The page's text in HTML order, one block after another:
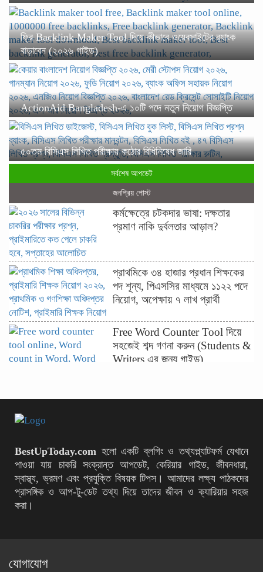
ফ্রি Backlink Maker Tool দিয়ে কীভাবে ওয়েবসাইটের র‍্যাংক
বাড়াবেন (২০২৬ গাইড)
ActionAid Bangladesh-এ ১০টি পদে নতুন নিয়োগ বিজ্ঞপ্তি
৫০তম বিসিএস লিখিত পরীক্ষায় কঠোর বিধিনিষেধ জারি
সর্বশেষ আপডেট
জনপ্রিয় পোস্ট
কর্মক্ষেত্রে চটকদার ভাষা: দক্ষতার
প্রমাণ নাকি দুর্বলতার আড়াল?
প্রাথমিকে ৩৪ হাজার প্রধান শিক্ষকের
পদ শূন্য, পিএসসির মাধ্যমে ১১২২ পদে
নিয়োগ, অপেক্ষায় ৭ লাখ প্রার্থী
Free Word Counter Tool দিয়ে
সহজেই শব্দ গণনা করুন (Students &
Writers এর জন্য গাইড)
ActionAid Bangladesh-এ ১০টি
পদে নতুন নিয়োগ বিজ্ঞপ্তি
BestUpToday.com হলো একটি ব্লগিং ও তথ্যপ্ল্যাটফর্ম যেখানে
পাওয়া যায় চাকরি সংক্রান্ত আপডেট, কেরিয়ার গাইড, জীবনধারা,
স্বাস্থ্য, ভ্রমণ এবং প্রযুক্তি বিষয়ক টিপস। আমাদের লক্ষ্য পাঠকদের
প্রাসঙ্গিক ও আপ‑টু‑ডেট তথ্য দিয়ে তাদের জীবন ও ক্যারিয়ার সহজ
করা।
যোগাযোগ